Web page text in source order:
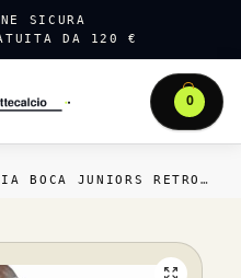
SICURA
DA 120 €
0
BOCA JUNIORS RETRO